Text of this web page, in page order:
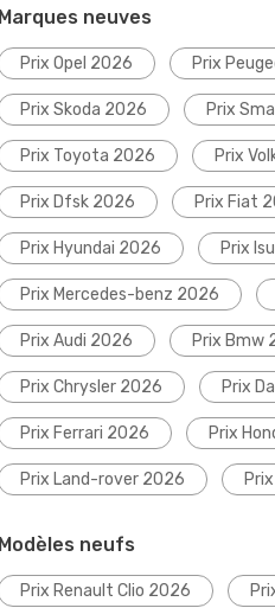
Marques neuves
Prix Opel 2026 Prix
Prix Skoda 2026 Prix
Prix Toyota 2026 Prix
Prix Dfsk 2026 Prix Fiat
Prix Hyundai 2026 Prix
Prix Mercedes-benz 2026
Prix Audi 2026 Prix Bmw
Prix Chrysler 2026 Prix
Prix Ferrari 2026 Prix
Prix Land-rover 2026
Modèles neufs
Prix Renault Clio 2026